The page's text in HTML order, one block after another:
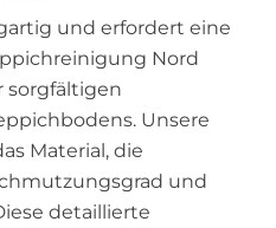
und erfordert eine
Nord
sorgfältigen
Unsere
Material, die
und
detaillierte